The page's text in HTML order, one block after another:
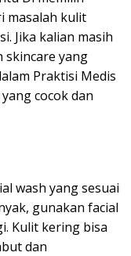
masalah kulit
Jika kalian masih
skincare yang
Praktisi Medis
cocok dan
wash yang sesuai
gunakan facial
Kulit kering bisa
dan